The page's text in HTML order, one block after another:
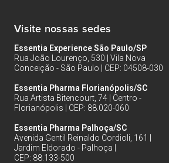
Visite nossas sedes
Essentia Experience São Paulo/SP
Rua João Lourenço, 530 | Vila Nova
Conceição - São Paulo | CEP: 04508-030
Essentia Pharma Florianópolis/SC
Rua Artista Bitencourt, 74 | Centro -
Florianópolis | CEP: 88.020-060
Essentia Pharma Palhoça/SC
Avenida Gentil Reinaldo Cordioli, 161 |
Jardim Eldorado - Palhoça |
CEP: 88.133-500